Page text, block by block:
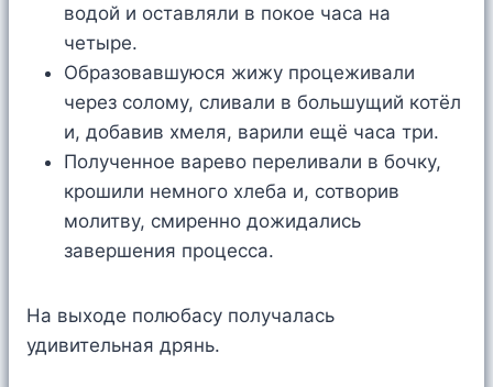
водой и оставляли в покое часа на
четыре.
Образовавшуюся жижу процеживали
через солому, сливали в большущий котёл
и, добавив хмеля, варили ещё часа три.
Полученное варево переливали в бочку,
крошили немного хлеба и, сотворив
молитву, смиренно дожидались
завершения процесса.
На выходе полюбасу получалась
удивительная дрянь.